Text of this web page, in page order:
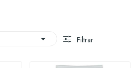
 Filtrar